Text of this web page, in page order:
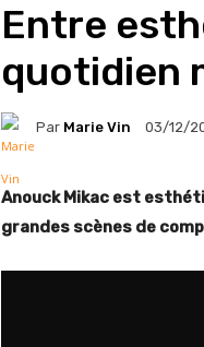
Entre
quotidien
Par Marie Vin 03/12/
Anouck Mikac est
grandes scènes de